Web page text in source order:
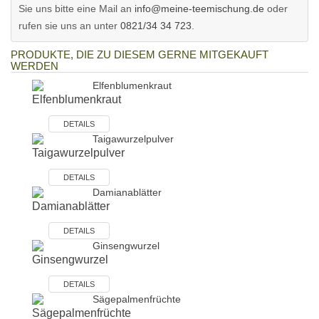
Sie uns bitte eine Mail an info@meine-teemischung.de oder
rufen sie uns an unter 0821/34 34 723.
PRODUKTE, DIE ZU DIESEM GERNE MITGEKAUFT
WERDEN
Elfenblumenkraut
DETAILS
Taigawurzelpulver
DETAILS
Damianablätter
DETAILS
Ginsengwurzel
DETAILS
Sägepalmenfrüchte